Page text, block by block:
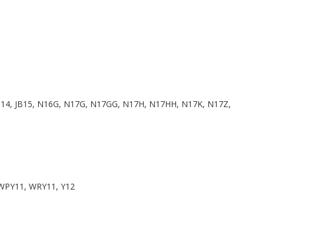
JB15, N16G, N17G, N17GG, N17H, N17HH, N17K, N17Z,
WRY11, Y12